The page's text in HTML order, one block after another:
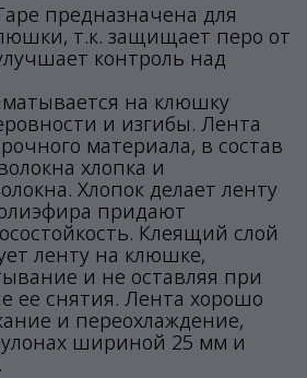
предназначена для
т.к. защищает перо от
контроль над
на клюшку
и изгибы. Лента
материала, в состав
хлопка и
Хлопок делает ленту
придают
Клеящий слой
ленту на клюшке,
и не оставляя при
ее снятия. Лента хорошо
и переохлаждение,
шириной 25 мм и